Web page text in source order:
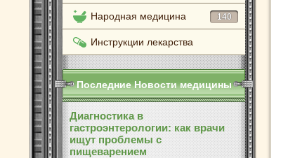
Народная медицина 140
Инструкции лекарства
Последние Новости медицины
Диагностика в
гастроэнтерологии: как врачи
ищут проблемы с
пищеварением